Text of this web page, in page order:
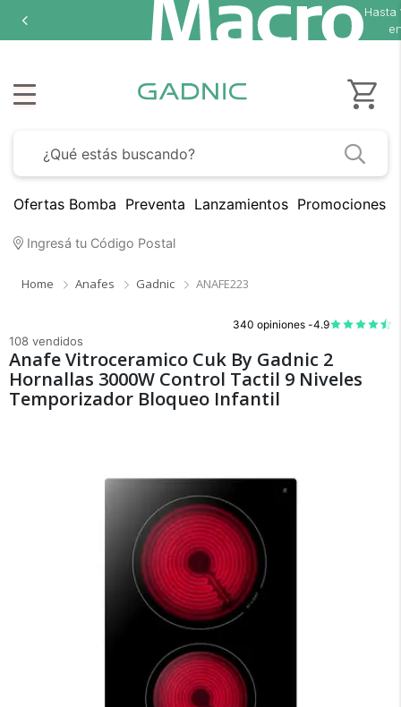
Hasta
Ofertas Bomba Preventa Lanzamientos Promociones
Ingresá tu Código Postal
Home Anafes Gadnic ANAFE223
340 opiniones -4.9
108 vendidos
Anafe Vitroceramico Cuk By Gadnic 2
Hornallas 3000W Control Tactil 9 Niveles
Temporizador Bloqueo Infantil